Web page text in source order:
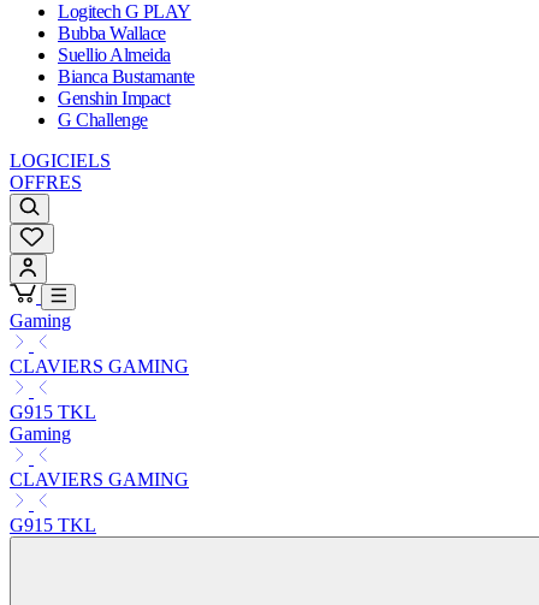
Logitech G PLAY
Bubba Wallace
Suellio Almeida
Bianca Bustamante
Genshin Impact
G Challenge
LOGICIELS
OFFRES
Gaming
CLAVIERS GAMING
G915 TKL
Gaming
CLAVIERS GAMING
G915 TKL